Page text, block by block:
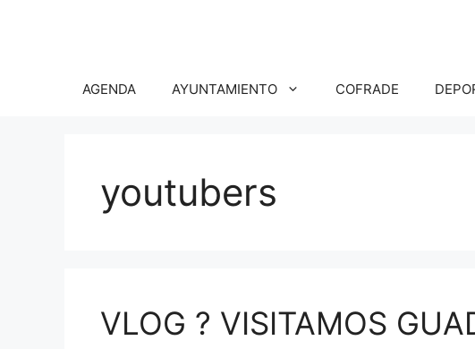
AGENDA AYUNTAMIENTO COFRADE
youtubers
VLOG ? VISITAMOS